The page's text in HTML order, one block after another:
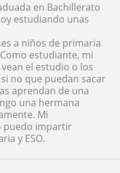
en Bachillerato
estudiando unas
a niños de primaria
estudiante, mi
el estudio o los
no que puedan sacar
aprendan de una
una hermana
Mi
puedo impartir
y ESO.